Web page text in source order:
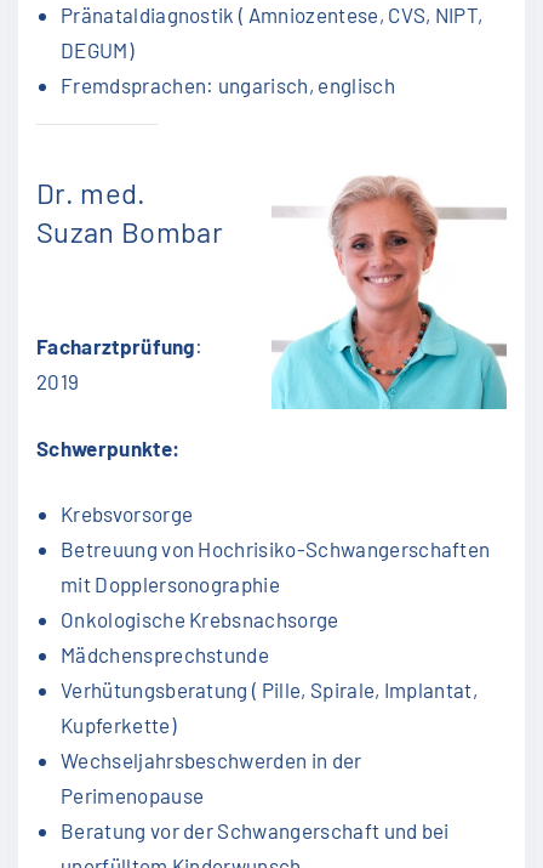
Pränataldiagnostik ( Amniozentese, CVS, NIPT,
DEGUM)
Fremdsprachen: ungarisch, englisch
Dr. med.
Suzan Bombar
Facharztprüfung:
2019
Schwerpunkte:
Krebsvorsorge
Betreuung von Hochrisiko-Schwangerschaften
mit Dopplersonographie
Onkologische Krebsnachsorge
Mädchensprechstunde
Verhütungsberatung ( Pille, Spirale, Implantat,
Kupferkette)
Wechseljahrsbeschwerden in der
Perimenopause
Beratung vor der Schwangerschaft und bei